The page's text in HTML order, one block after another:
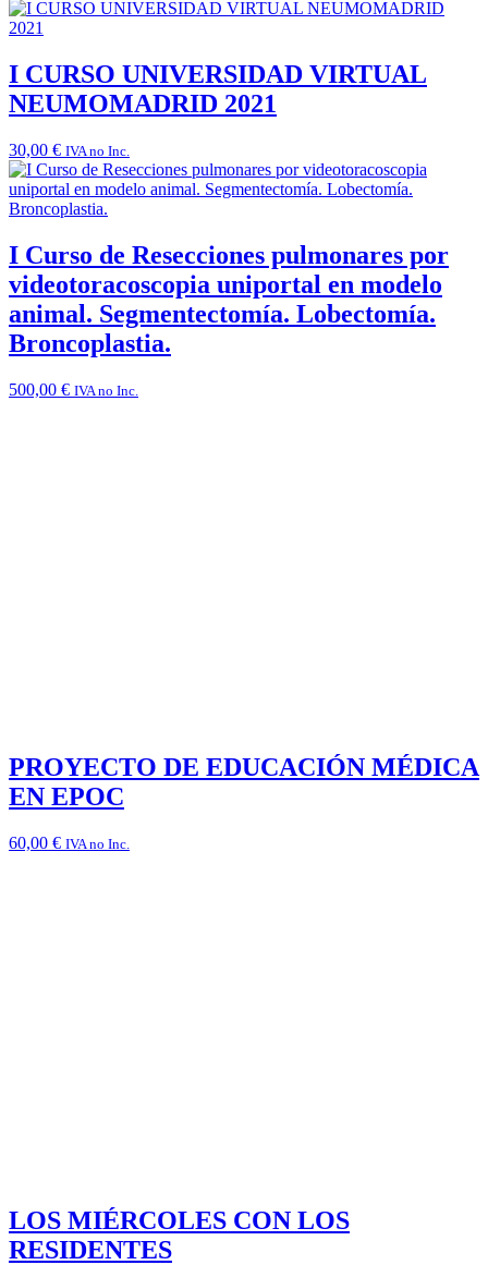
I CURSO UNIVERSIDAD VIRTUAL
NEUMOMADRID 2021
30,00 € IVA no Inc.
I Curso de Resecciones pulmonares por
videotoracoscopia uniportal en modelo
animal. Segmentectomía. Lobectomía.
Broncoplastia.
500,00 € IVA no Inc.
PROYECTO DE EDUCACIÓN MÉDICA
EN EPOC
60,00 € IVA no Inc.
LOS MIÉRCOLES CON LOS
RESIDENTES